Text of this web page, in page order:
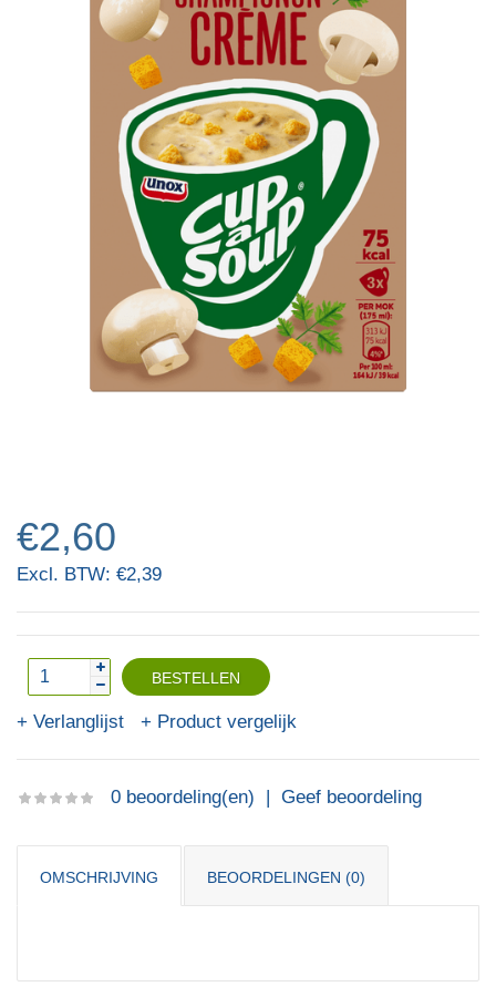
€2,60
Excl. BTW: €2,39
Verlanglijst Product vergelijk
0 beoordeling(en) | Geef beoordeling
OMSCHRIJVING BEOORDELINGEN (0)